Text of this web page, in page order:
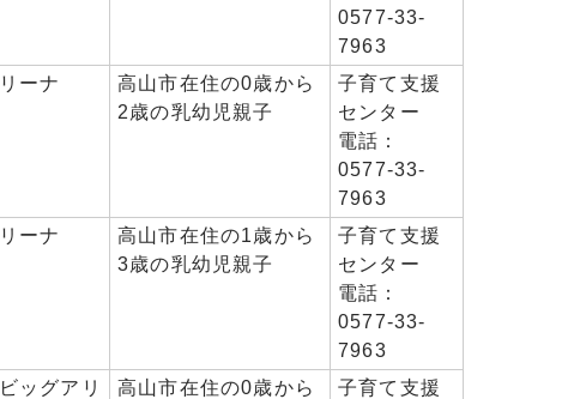
0577-33-
7963
ーナ
高山市在住の0歳から
2歳の乳幼児親子
子育て支援
センター
電話：
0577-33-
7963
ーナ
高山市在住の1歳から
3歳の乳幼児親子
子育て支援
センター
電話：
0577-33-
7963
ッグアリ
高山市在住の0歳から
子育て支援